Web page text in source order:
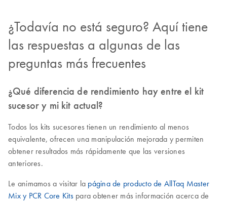
¿Todavía no está seguro? Aquí tiene
las respuestas a algunas de las
preguntas más frecuentes
¿Qué diferencia de rendimiento hay entre el kit
sucesor y mi kit actual?
Todos los kits sucesores tienen un rendimiento al menos
equivalente, ofrecen una manipulación mejorada y permiten
obtener resultados más rápidamente que las versiones
anteriores.
Le animamos a visitar la página de producto de AllTaq Master
Mix y PCR Core Kitspara obtener más información acerca de